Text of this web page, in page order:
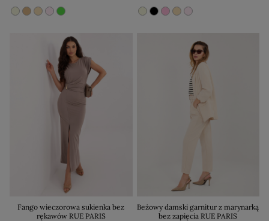
Fango wieczorowa sukienka bez
rękawów RUE PARIS
Beżowy damski garnitur z marynarką
bez zapięcia RUE PARIS